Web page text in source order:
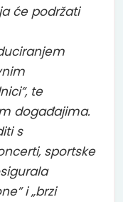
će podržati
te
događajima.
s
sportske
i „brzi